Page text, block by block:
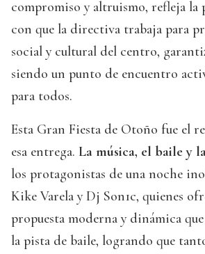
compromiso y altruismo, refleja la
con que la directiva trabaja para
social y cultural del centro,
siendo un punto de encuentro
para todos.
Esta Gran Fiesta de Otoño fue el
esa entrega. La música, el baile y
los protagonistas de una noche
Kike Varela y Dj Son1c, quienes
propuesta moderna y dinámica
la pista de baile, logrando que